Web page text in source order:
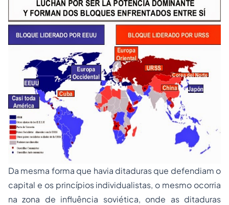
Da mesma forma que havia ditaduras que defendiam o
capital e os princípios individualistas, o mesmo ocorria
na zona de influência soviética, onde as ditaduras